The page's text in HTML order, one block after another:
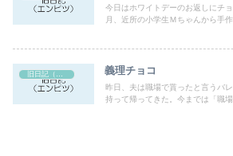
今日はホワイトデーのお返しにチ
月、近所の小学生Ｍちゃんから手作
義理チョコ
昨日、夫は職場で貰ったと言うバ
持って帰ってきた。今までは「職場